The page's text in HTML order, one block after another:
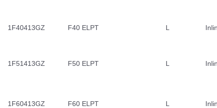
1F40413GZ F40 ELPT L
1F51413GZ F50 ELPT L
1F60413GZ F60 ELPT L